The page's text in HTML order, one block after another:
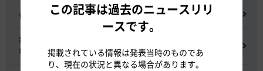
都市間高速道路料金割引検討会
鋼少数主桁橋の床版下面吹付コンクリートはく離・落下事象調査
検討委員会
この記事は過去のニュースリリ
ースです。
掲載されている情報は発表当時のものであ
り、現在の状況と異なる場合があります。